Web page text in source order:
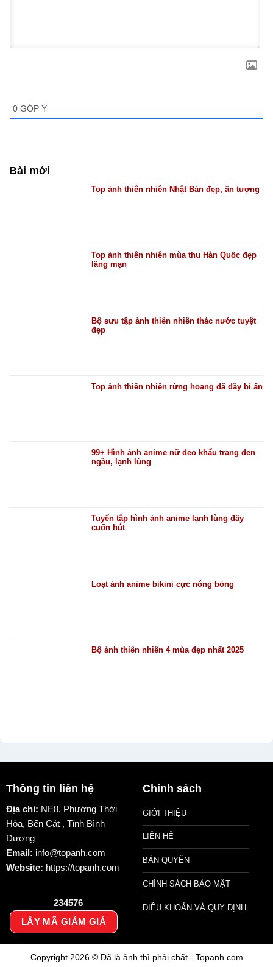
0 GÓP Ý
Bài mới
Top ảnh thiên nhiên Nhật Bản đẹp, ấn tượng
Top ảnh thiên nhiên mùa thu Hàn Quốc đẹp
lãng mạn
Bộ sưu tập ảnh thiên nhiên thác nước tuyệt
đẹp
Top ảnh thiên nhiên rừng hoang dã đầy bí ẩn
99+ Hình ảnh anime nữ đeo khẩu trang đen
ngầu, lạnh lùng
Tuyển tập hình ảnh anime lạnh lùng đầy
cuốn hút
Loạt ảnh anime bikini cực nóng bỏng
Bộ ảnh thiên nhiên 4 mùa đẹp nhất 2025
Thông tin liên hệ
Địa chỉ: NE8, Phường Thới
Hòa, Bến Cát , Tỉnh Bình
Dương
Email: info@topanh.com
Website: https://topanh.com
234576
LẤY MÃ GIẢM GIÁ
Chính sách
GIỚI THIỆU
LIÊN HỆ
BẢN QUYỀN
CHÍNH SÁCH BẢO MẬT
ĐIỀU KHOẢN VÀ QUY ĐỊNH
Copyright 2026 © Đã là ảnh thì phải chất - Topanh.com